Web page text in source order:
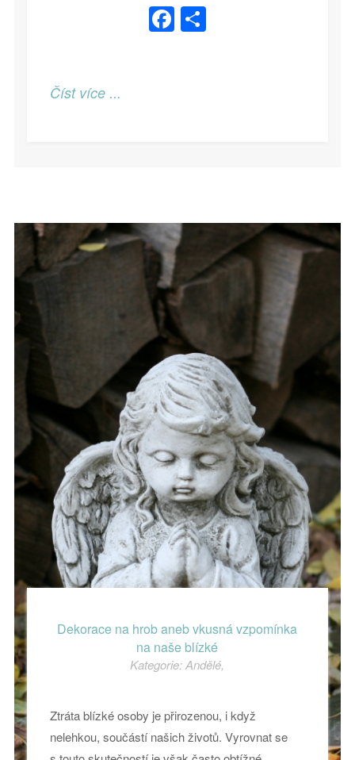
Facebook
Share
Číst více ...
Dekorace na hrob aneb vkusná vzpomínka
na naše blízké
Kategorie:Andělé,
Ztráta blízké osoby je přirozenou, i když
nelehkou, součástí našich životů. Vyrovnat se